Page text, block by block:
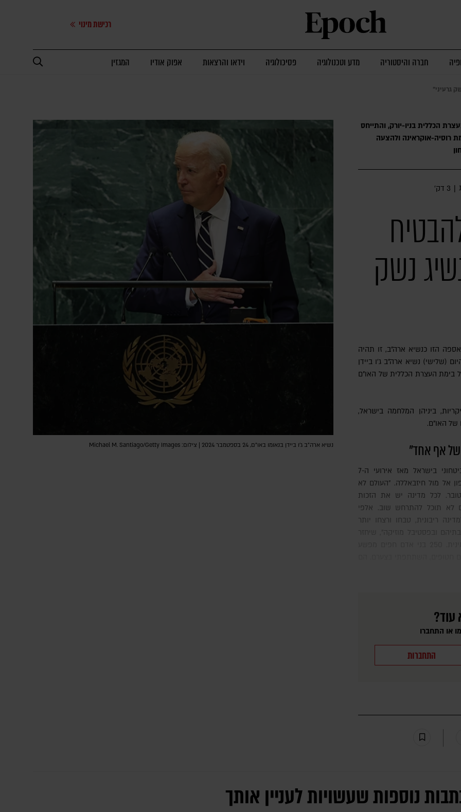
רכישת מינוי
חברה והיסטוריה מדע וטכנולוגיה פסיכולוגיה וידאו והרצאות אפוק אודיו המגזין
גרעיני"
הכללית בניו-יורק, והתייחס
רוסיה-אוקראינה ולהצעה
| 3 דק׳
נשק
הזו כנשיא ארה"ב, זו תהיה
(שלישי) נשיא ארה"ב ג'ו ביידן
בימת העצרת הכללית של האו"ם
ביניהן המלחמה בישראל,
של האו"ם.
אף אחד"
אל מול חיזבאללה. "העולם לא
מהזוועות של ה-7 באוקטובר. לכל מדינה יש את הזכות
לא תוכל להתרחש שוב. אלפי
ריבונית, טבחו ורצחו יותר
עוד?
או התחברו
התחברות
נשיא ארה"ב ג'ו ביידן בנאומו באו"ם, 24 בספטמבר 2024 | צילום: Michael M. Santiago/Getty Images
נוספות שעשויות לעניין אותך